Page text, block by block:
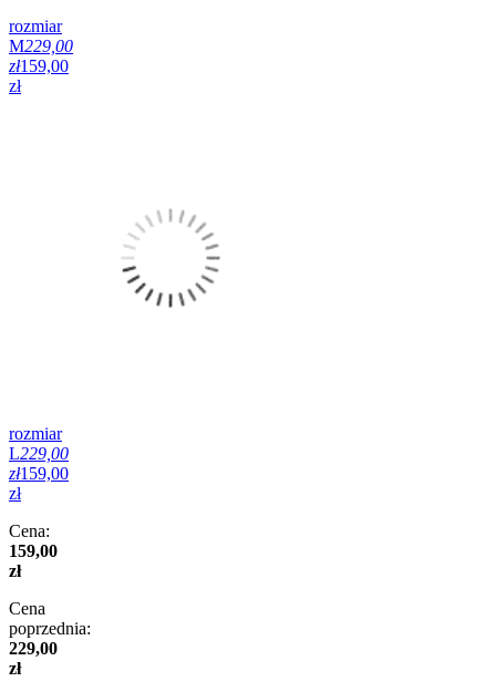
rozmiar
M229,00
zł159,00
zł
rozmiar
L229,00
zł159,00
zł
Cena:
159,00
zł
Cena
poprzednia:
229,00
zł